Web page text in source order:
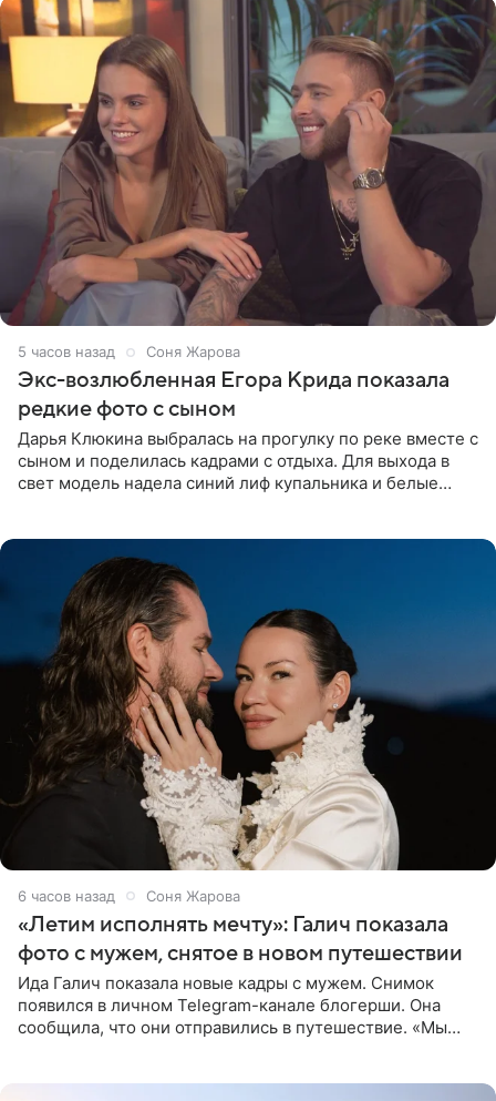
5 часов назад Соня Жарова
Экс-возлюбленная Егора Крида показала
редкие фото с сыном
Дарья Клюкина выбралась на прогулку по реке вместе с
сыном и поделилась кадрами с отдыха. Для выхода в
свет модель надела синий лиф купальника и белые
6 часов назад Соня Жарова
«Летим исполнять мечту»: Галич показала
фото с мужем, снятое в новом путешествии
Ида Галич показала новые кадры с мужем. Снимок
появился в личном Telegram-канале блогерши. Она
сообщила, что они отправились в путешествие. «Мы